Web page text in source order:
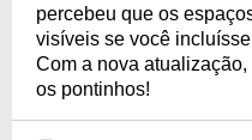
percebeu que os
visíveis se você
Com a nova
os pontinhos!